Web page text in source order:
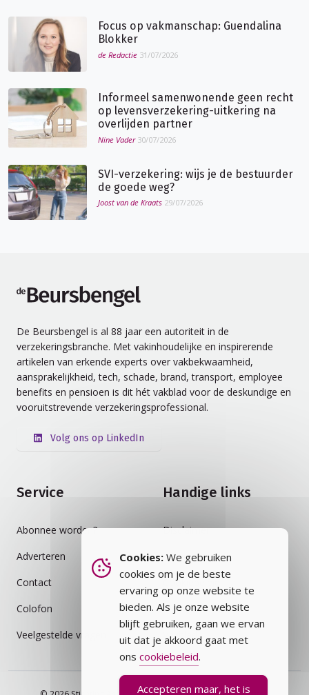
Focus op vakmanschap: Guendalina
Blokker
de Redactie 31/07/2026
Informeel samenwonende geen recht
op levensverzekering-uitkering na
overlijden partner
Nine Vader 30/07/2026
SVI-verzekering: wijs je de bestuurder
de goede weg?
Joost van de Kraats 29/07/2026
De Beursbengel is al 88 jaar een autoriteit in de
verzekeringsbranche. Met vakinhoudelijke en inspirerende
artikelen van erkende experts over vakbekwaamheid,
aansprakelijkheid, tech, schade, brand, transport, employee
benefits en pensioen is dit hét vakblad voor de deskundige en
vooruitstrevende verzekeringsprofessional.
Volg ons op LinkedIn
Service
Abonnee worden?
Adverteren
Contact
Colofon
Veelgestelde vragen
Handige links
Disclaimer
Auteursrecht
Cookiebeleid
Privacybeleid
Vakblad
Cookies: We gebruiken
cookies om je de beste
ervaring op onze website te
bieden. Als je onze website
blijft gebruiken, gaan we ervan
uit dat je akkoord gaat met
ons cookiebeleid.
Accepteren maar, het is